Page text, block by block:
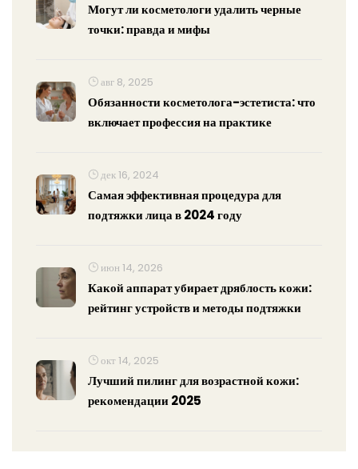
Могут ли косметологи удалить черные
точки: правда и мифы
авг 8, 2025
Обязанности косметолога-эстетиста: что
включает профессия на практике
дек 16, 2024
Самая эффективная процедура для
подтяжки лица в 2024 году
июн 14, 2026
Какой аппарат убирает дряблость кожи:
рейтинг устройств и методы подтяжки
окт 14, 2025
Лучший пилинг для возрастной кожи:
рекомендации 2025